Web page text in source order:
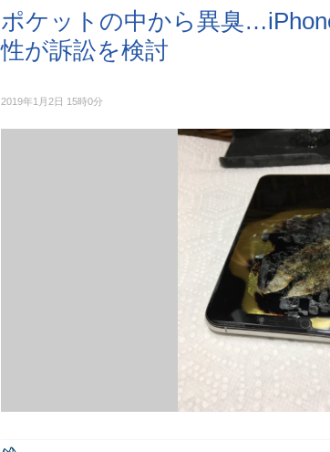
ポケットの中から異臭
性が訴訟を検討
2019年1月2日 15時0分